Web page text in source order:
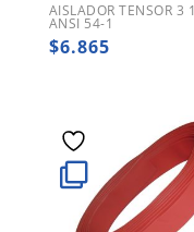
AISLADOR TENSOR 3
ANSI 54-1
$6.865